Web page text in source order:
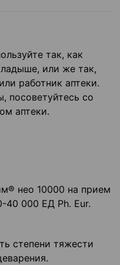
так, как
или же так,
работник аптеки.
посоветуйтесь со
аптеки.
нео 10000 на прием
40 000 ЕД Ph. Eur.
степени тяжести